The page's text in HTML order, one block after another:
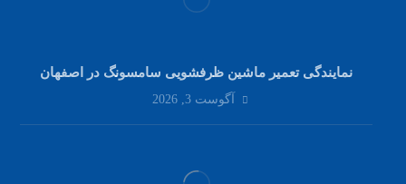
نمایندگی تعمیر ماشین ظرفشویی سامسونگ در اصفهان
آگوست 3, 2026